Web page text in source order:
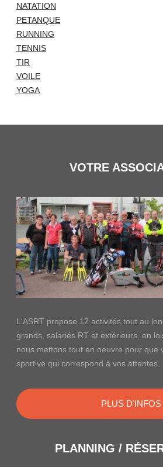
NATATION
PETANQUE
RUNNING
TENNIS
TIR
VOILE
YOGA
VOTRE
L'ASRT propose 12 activités tout au
grands, salariés RT et extérieurs, en
nous mettons tout en oeuvre pour que
sportive qui correspond à vos attentes.
PLUS D'INFOS
PLANNING /